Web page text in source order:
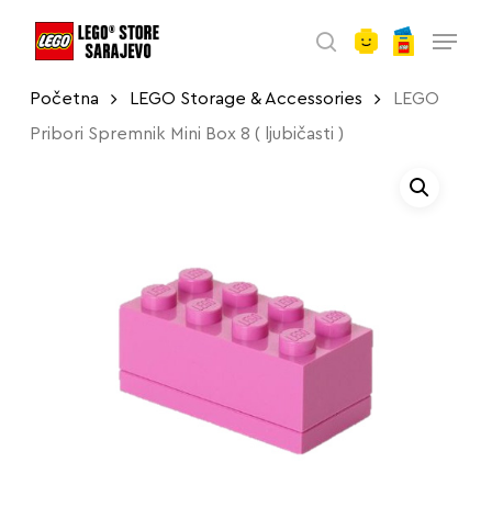
search
Početna LEGO Storage & Accessories LEGO
Pribori Spremnik Mini Box 8 ( ljubičasti )